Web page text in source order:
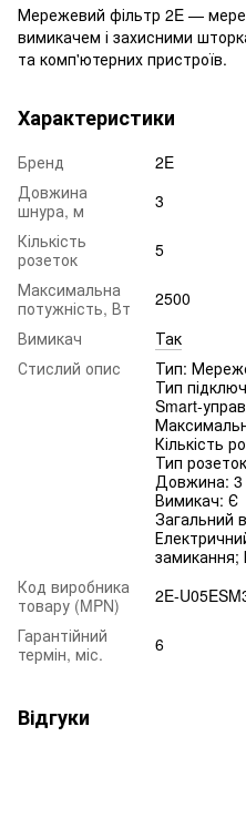
Мережевий фільтр 2E —
вимикачем і захисними
та комп'ютерних пристроїв.
Характеристики
Бренд
2E
Довжина
шнура, м
3
Кількість
розеток
5
Максимальна
потужність, Вт
2500
Вимикач
Так
Стислий опис
Тип:
Тип
Smart-
Кількість
Тип
Довжина:
Вимикач: Є
Загальний
замикання;
Код виробника
товару (MPN)
2E-
Гарантійний
термін, міс.
6
Відгуки